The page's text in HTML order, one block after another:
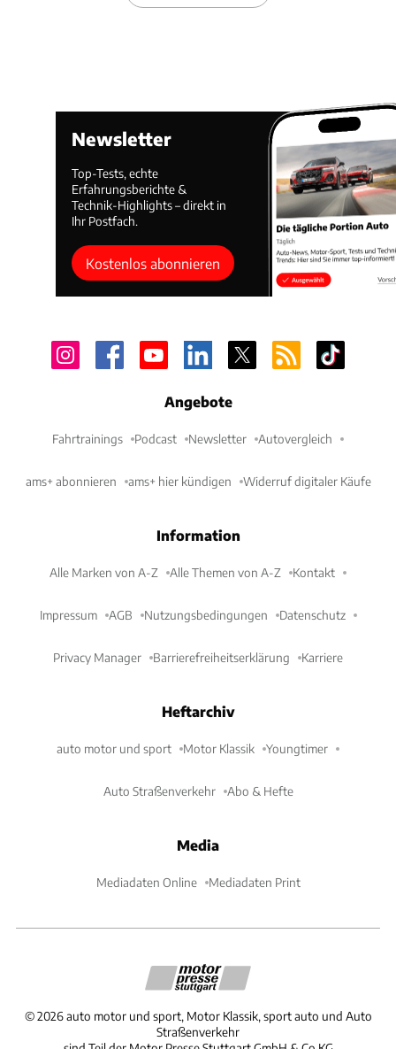
Newsletter
Top-Tests, echte
Erfahrungsberichte &
Technik-Highlights – direkt in
Ihr Postfach.
Kostenlos abonnieren
Angebote
Fahrtrainings Podcast Newsletter Autovergleich
ams+ abonnieren ams+ hier kündigen Widerruf digitaler Käufe
Information
Alle Marken von A-Z Alle Themen von A-Z Kontakt
Impressum AGB Nutzungsbedingungen Datenschutz
Privacy Manager Barrierefreiheitserklärung Karriere
Heftarchiv
auto motor und sport Motor Klassik Youngtimer
Auto Straßenverkehr Abo & Hefte
Media
Mediadaten Online Mediadaten Print
©2026 auto motor und sport, Motor Klassik, sport auto und Auto
Straßenverkehr